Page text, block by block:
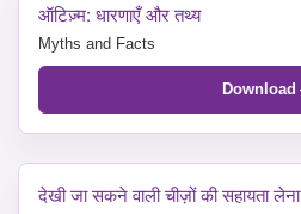
ऑटिज़्म: धारणाएँ और तथ्य
Myths and Facts
Download
देखी जा सकने वाली चीज़ों की सहायता लेना